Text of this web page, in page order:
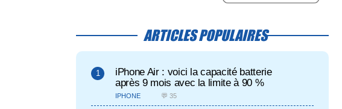
ARTICLES POPULAIRES
iPhone Air : voici la capacité batterie
après 9 mois avec la limite à 90 %
IPHONE 💬 35